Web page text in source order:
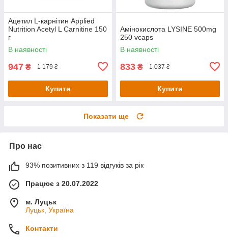
Ацетил L-карнітин Applied
Nutrition Acetyl L Carnitine 150
г
В наявності
947 ₴ 1 179 ₴
Купити
Амінокислота LYSINE 500mg
250 vcaps
В наявності
833 ₴ 1 037 ₴
Купити
Показати ще
Про нас
93% позитивних з 119 відгуків за рік
Працює з 20.07.2022
м. Луцьк
Луцьк, Україна
Контакти